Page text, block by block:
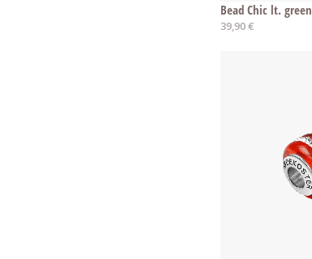
Bead Chic lt. green
39,90 €